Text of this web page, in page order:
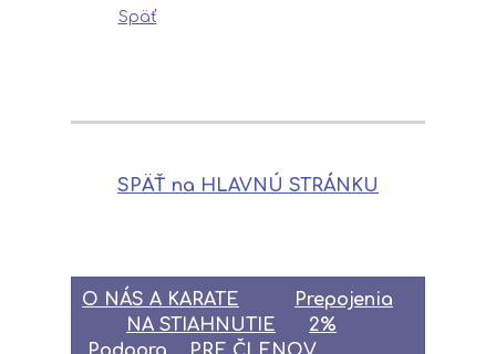
Späť
SPÄŤ na HLAVNÚ STRÁNKU
O NÁS A KARATE
Prepojenia
NA STIAHNUTIE
2%